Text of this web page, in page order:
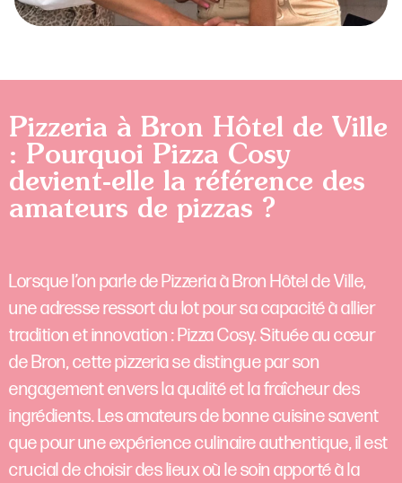
Pizzeria à Bron Hôtel de Ville
: Pourquoi Pizza Cosy
devient-elle la référence des
amateurs de pizzas ?
Lorsque l’on parle de Pizzeria à Bron Hôtel de Ville,
une adresse ressort du lot pour sa capacité à allier
tradition et innovation : Pizza Cosy. Située au cœur
de Bron, cette pizzeria se distingue par son
engagement envers la qualité et la fraîcheur des
ingrédients. Les amateurs de bonne cuisine savent
que pour une expérience culinaire authentique, il est
crucial de choisir des lieux où le soin apporté à la